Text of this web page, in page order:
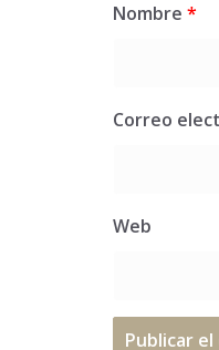
Nombre *
Correo
Web